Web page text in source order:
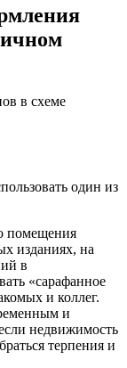
в схеме
один из
помещения
изданиях, на
в
«сарафанное
и коллег.
и
недвижимость
терпения и